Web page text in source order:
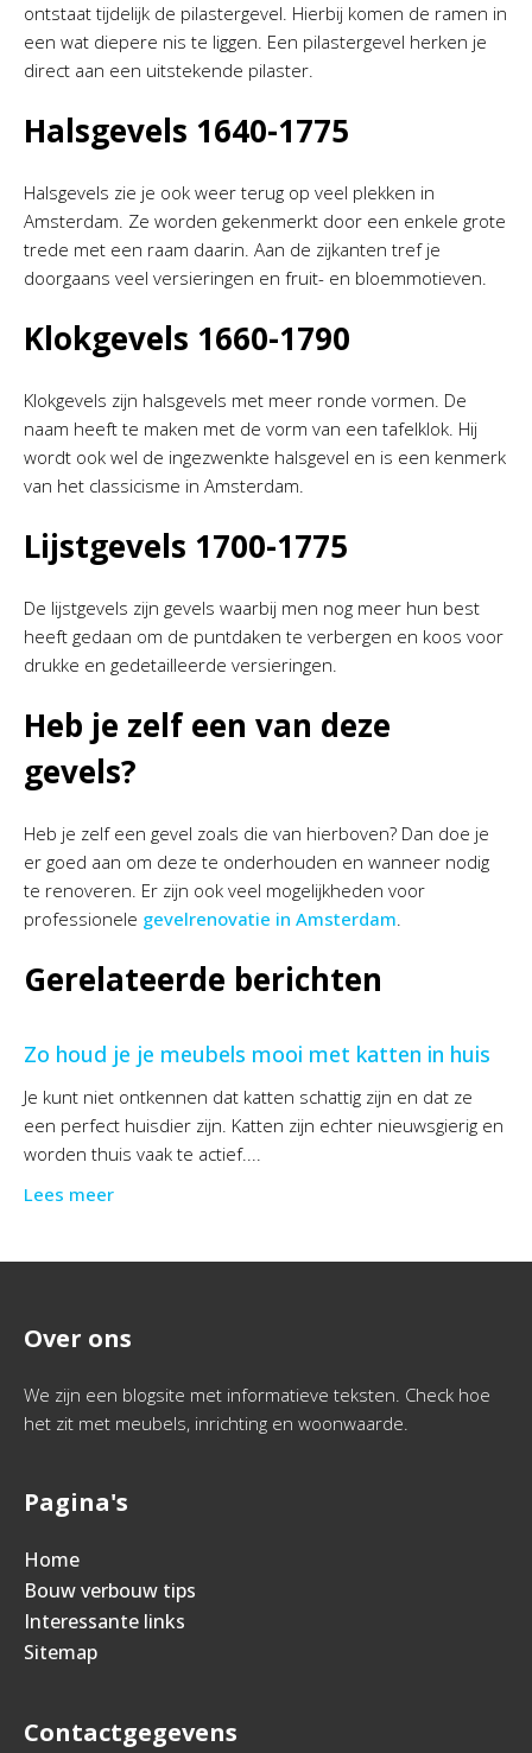
ontstaat tijdelijk de pilastergevel. Hierbij komen de ramen in
een wat diepere nis te liggen. Een pilastergevel herken je
direct aan een uitstekende pilaster.
Halsgevels 1640-1775
Halsgevels zie je ook weer terug op veel plekken in
Amsterdam. Ze worden gekenmerkt door een enkele grote
trede met een raam daarin. Aan de zijkanten tref je
doorgaans veel versieringen en fruit- en bloemmotieven.
Klokgevels 1660-1790
Klokgevels zijn halsgevels met meer ronde vormen. De
naam heeft te maken met de vorm van een tafelklok. Hij
wordt ook wel de ingezwenkte halsgevel en is een kenmerk
van het classicisme in Amsterdam.
Lijstgevels 1700-1775
De lijstgevels zijn gevels waarbij men nog meer hun best
heeft gedaan om de puntdaken te verbergen en koos voor
drukke en gedetailleerde versieringen.
Heb je zelf een van deze
gevels?
Heb je zelf een gevel zoals die van hierboven? Dan doe je
er goed aan om deze te onderhouden en wanneer nodig
te renoveren. Er zijn ook veel mogelijkheden voor
professionele gevelrenovatie in Amsterdam.
Gerelateerde berichten
Zo houd je je meubels mooi met katten in huis
Je kunt niet ontkennen dat katten schattig zijn en dat ze
een perfect huisdier zijn. Katten zijn echter nieuwsgierig en
worden thuis vaak te actief....
Lees meer
Over ons
We zijn een blogsite met informatieve teksten. Check hoe
het zit met meubels, inrichting en woonwaarde.
Pagina's
Home
Bouw verbouw tips
Interessante links
Sitemap
Contactgegevens